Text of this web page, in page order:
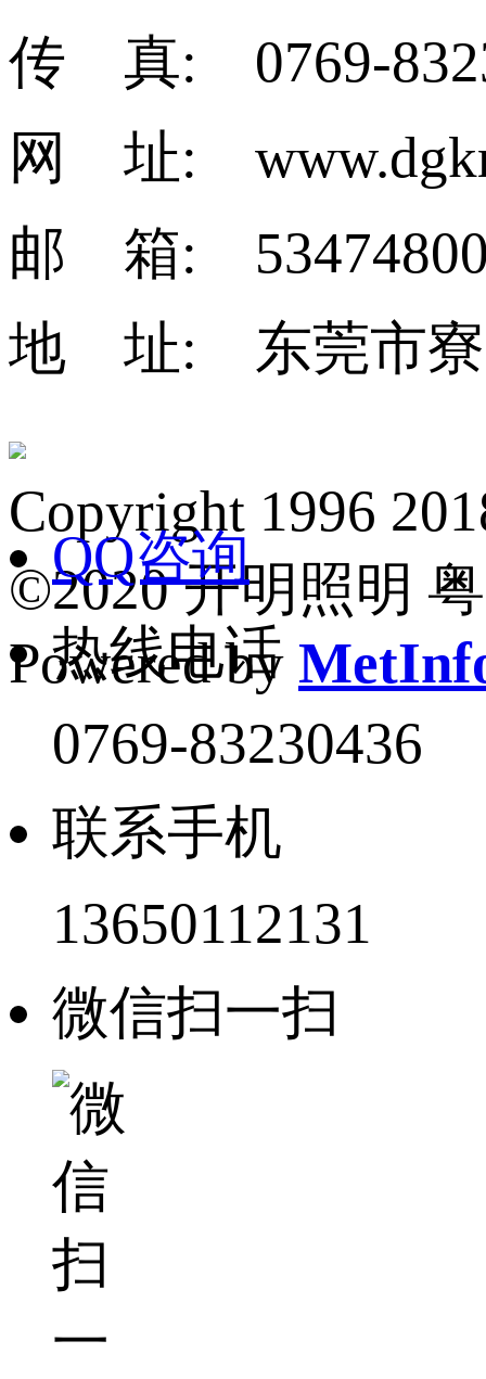
传 真: 0769-
网 址:
邮 箱:
地 址: 东莞市寮
Copyright 1996
©2020 开明照明
Powered by
QQ咨询
热线电话
0769-83230436
联系手机
13650112131
微信扫一扫